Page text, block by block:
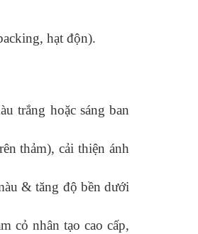
hạt độn).
trắng hoặc sáng ban
thảm), cải thiện ánh
& tăng độ bền dưới
cỏ nhân tạo cao cấp,